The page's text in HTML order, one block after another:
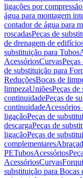
ligações por
água para montagem
contador de água para
roscadasPeças de
de drenagem de
substituição para Tubos
AcessóriosCurvas
de substituição para
ReduçõesBocas de
limpezaUniõesPeças
continuidadePeças de
continuidadeAcessórios
ligaçãoPeças de
descargaPeças de
ligaçãoPeças de
complementares
PETubosAcessórios
AcessóriosCurvas
substituição para Bocas